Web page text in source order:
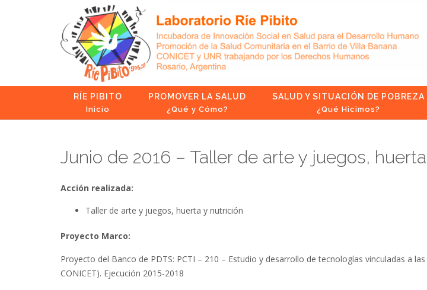
RÍE PIBITO
Inicio
PROMOVER LA SALUD
¿Qué y Cómo?
SALUD Y SITUACIÓN DE POBREZA
¿Qué Hicimos?
Junio de 2016 – Taller de arte y juegos,
Acción realizada:
Taller de arte y juegos, huerta y nutrición
Proyecto Marco:
Proyecto del Banco de PDTS: PCTI – 210 – Estudio y desarrollo de tecnologías vinculadas a
CONICET). Ejecución 2015-2018